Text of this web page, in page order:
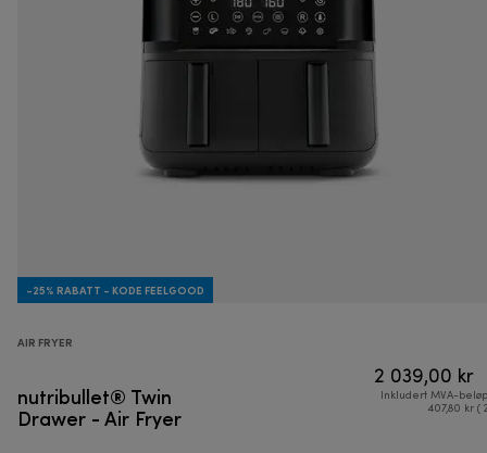
-25% RABATT - KODE FEELGOOD
AIR FRYER
nutribullet® Twin
Drawer - Air Fryer
2 039,00 kr
Inkludert MVA-
407,80 kr (